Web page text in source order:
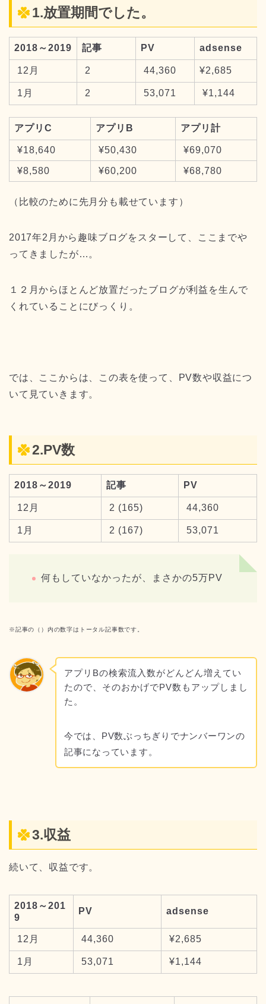
1.放置期間でした。
2018～2019 記事 PV adsense
12月 2 44,360 ¥2,685
1月 2 53,071 ¥1,144
アプリC アプリB アプリ計
¥18,640 ¥50,430 ¥69,070
¥8,580 ¥60,200 ¥68,780
（比較のために先月分も載せています）
2017年2月から趣味ブログをスターして、ここまでや
ってきましたが…。
１２月からほとんど放置だったブログが利益を生んで
くれていることにびっくり。
では、ここからは、この表を使って、PV数や収益につ
いて見ていきます。
2.PV数
2018～2019 記事 PV
12月 2 (165) 44,360
1月 2 (167) 53,071
何もしていなかったが、まさかの5万PV
※記事の（）内の数字はトータル記事数です。
アプリBの検索流入数がどんどん増えてい
たので、そのおかげでPV数もアップしまし
た。
今では、PV数ぶっちぎりでナンバーワンの
記事になっています。
3.収益
続いて、収益です。
2018～201
9
PV adsense
12月 44,360 ¥2,685
1月 53,071 ¥1,144